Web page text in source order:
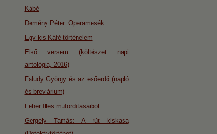
Kábé
Demény Péter. Operamesék
Egy kis Káfé-történelem
Első versem (költészet napi
antológia, 2016)
Faludy György és az esőerdő (napló
és breviárium)
Fehér Illés műfordításaiból
Gergely Tamás: A rút kiskasa